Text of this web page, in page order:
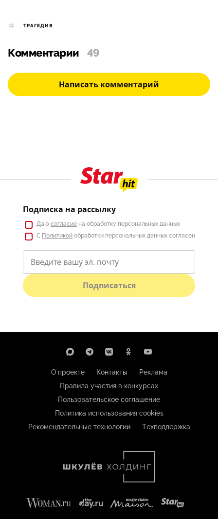
ТРАГЕДИЯ
Комментарии 49
Написать комментарий
Подписка на рассылку
Даю согласие на обработку персональных данных
С Политикой обработки персональных данных согласен
Подписаться
О проекте Контакты
Реклама
Правила участия в конкурсах
Пользовательское соглашение
Политика использования cookies
Рекомендательные технологии
Техподдержка